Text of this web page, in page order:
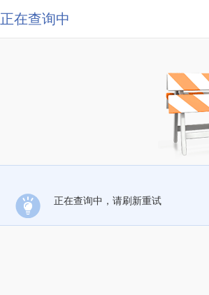
正在查询中
正在查询中，请刷新重试